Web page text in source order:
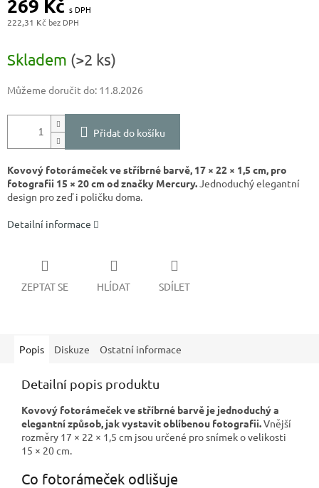
269 Kč
222,31 Kč
cena:
Skladem (>2 ks)
Můžeme doručit do: 11.8.2026
Přidat do košíku
Kovový fotorámeček ve stříbrné barvě, 17 × 22 × 1,5 cm, pro
fotografii 15 × 20 cm od značky Mercury.Jednoduchý elegantní
design pro zeď i poličku doma.
Detailní informace
ZEPTAT SE HLÍDAT SDÍLET
Popis Diskuze Ostatní informace
Detailní popis produktu
Kovový fotorámeček ve stříbrné barvě je jednoduchý a
elegantní způsob, jak vystavit oblíbenou fotografii.Vnější
rozměry 17 × 22 × 1,5 cm jsou určené pro snímek o velikosti
15 × 20 cm.
Co fotorámeček odlišuje